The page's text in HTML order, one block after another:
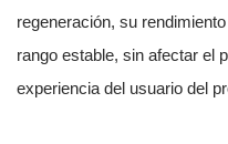
regeneración, su
rango estable, sin afectar el
experiencia del usuario del